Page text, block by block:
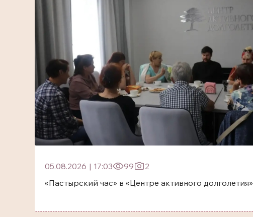
05.08.2026 | 17:03 99
2
«Пастырский час» в «Центре активного долголетия»